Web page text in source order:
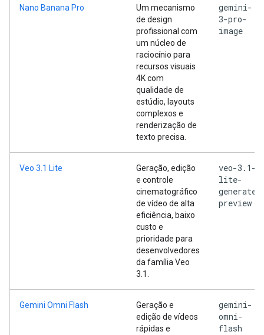
Nano Banana Pro
Um mecanismo
de design
profissional com
um núcleo de
raciocínio para
recursos visuais
4K com
qualidade de
estúdio, layouts
complexos e
renderização de
texto precisa.
gemini-
3-pro-
image
Veo 3.1 Lite
Geração, edição
e controle
cinematográfico
de vídeo de alta
eficiência, baixo
custo e
prioridade para
desenvolvedores
da família Veo
3.1.
veo-3.1-
lite-
generate-
preview
Gemini Omni Flash
Geração e
edição de vídeos
rápidas e
gemini-
omni-
flash